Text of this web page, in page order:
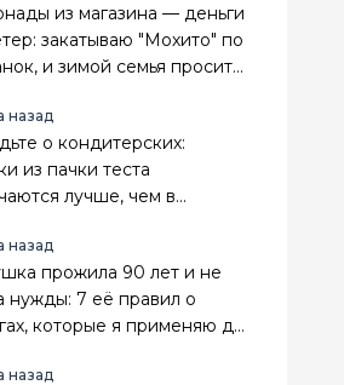
из магазина — деньги
закатываю "Мохито" по
и зимой семья просит
назад
о кондитерских:
из пачки теста
лучше, чем в
назад
прожила 90 лет и не
нужды: 7 её правил о
которые я применяю до
назад